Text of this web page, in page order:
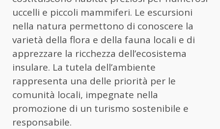
uccelli e piccoli mammiferi. Le escursioni
nella natura permettono di conoscere la
varietà della flora e della fauna locali e di
apprezzare la ricchezza dell’ecosistema
insulare. La tutela dell’ambiente
rappresenta una delle priorità per le
comunità locali, impegnate nella
promozione di un turismo sostenibile e
responsabile.